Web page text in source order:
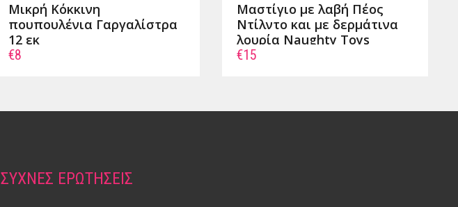
Μικρή Κόκκινη
πουπουλένια Γαργαλίστρα
12 εκ
€8
Μαστίγιο με λαβή Πέος
Ντίλντο και με δερμάτινα
λουρία Naughty Toys
€15
ΣΥΧΝΕΣ ΕΡΩΤΗΣΕΙΣ